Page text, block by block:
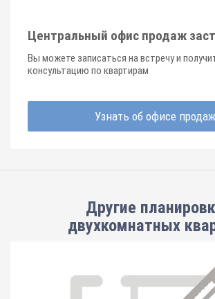
Центральный офис продаж
Вы можете записаться на встречу и
консультацию по квартирам
Узнать об офисе продаж
Другие
двухкомнатных